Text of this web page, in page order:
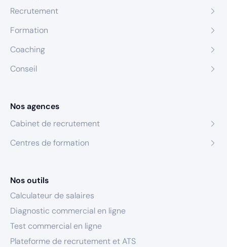
Recrutement
Formation
Coaching
Conseil
Nos agences
Cabinet de recrutement
Centres de formation
Nos outils
Calculateur de salaires
Diagnostic commercial en ligne
Test commercial en ligne
Plateforme de recrutement et ATS